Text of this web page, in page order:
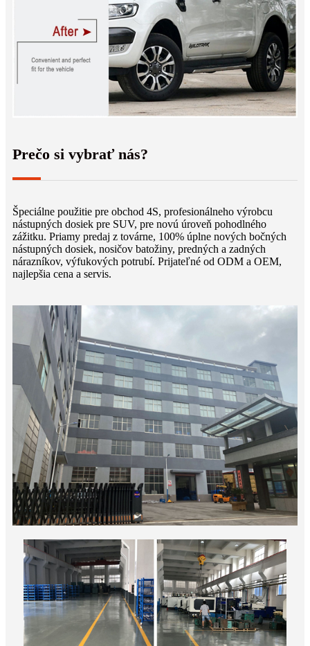
Prečo si vybrať nás?
Špeciálne použitie pre obchod 4S, profesionálneho výrobcu
nástupných dosiek pre SUV, pre novú úroveň pohodlného
zážitku. Priamy predaj z továrne, 100% úplne nových bočných
nástupných dosiek, nosičov batožiny, predných a zadných
nárazníkov, výfukových potrubí. Prijateľné od ODM a OEM,
najlepšia cena a servis.